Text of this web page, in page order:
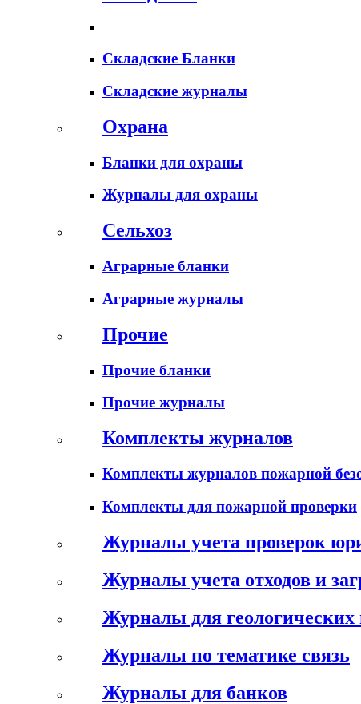
Складские Бланки
Складские журналы
Охрана
Бланки для охраны
Журналы для охраны
Сельхоз
Аграрные бланки
Аграрные журналы
Прочие
Прочие бланки
Прочие журналы
Комплекты журналов
Комплекты журналов пожарной
Комплекты для пожарной проверки
Журналы учета проверок
Журналы учета отходов и
Журналы для геологических
Журналы по тематике связь
Журналы для банков